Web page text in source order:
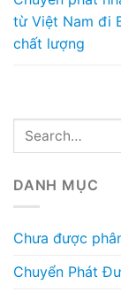
từ Việt Nam đi
chất lượng
DANH MỤC
Chưa được
Chuyển Phát